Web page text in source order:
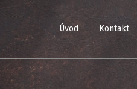
Úvod Kontakt